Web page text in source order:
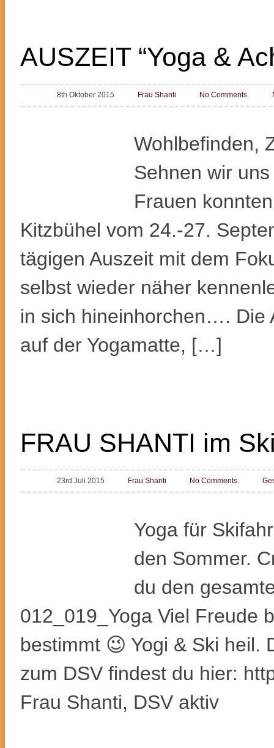
AUSZEIT “Yoga &
8th Oktober 2015 Frau Shanti No Comments.
Wohlbefinden,
Sehnen wir
Frauen
Kitzbühel vom 24.-27.
tägigen Auszeit mit dem
selbst wieder näher
in sich hineinhorchen…. Die
auf der Yogamatte, […]
FRAU SHANTI im
23rd Juli 2015 Frau Shanti No Comments.
Yoga für
den Sommer.
du den
012_019_Yoga Viel Freude
bestimmt 😉 Yogi & Ski heil.
zum DSV findest du hier:
Frau Shanti, DSV aktiv